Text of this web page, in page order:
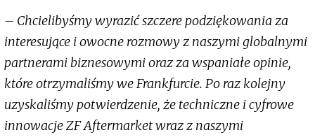
– Chcielibyśmy wyrazić szczere podziękowania za
interesujące i owocne rozmowy z naszymi globalnymi
partnerami biznesowymi oraz za wspaniałe opinie,
które otrzymaliśmy we Frankfurcie. Po raz kolejny
uzyskaliśmy potwierdzenie, że techniczne i cyfrowe
innowacje ZF Aftermarket wraz z naszymi